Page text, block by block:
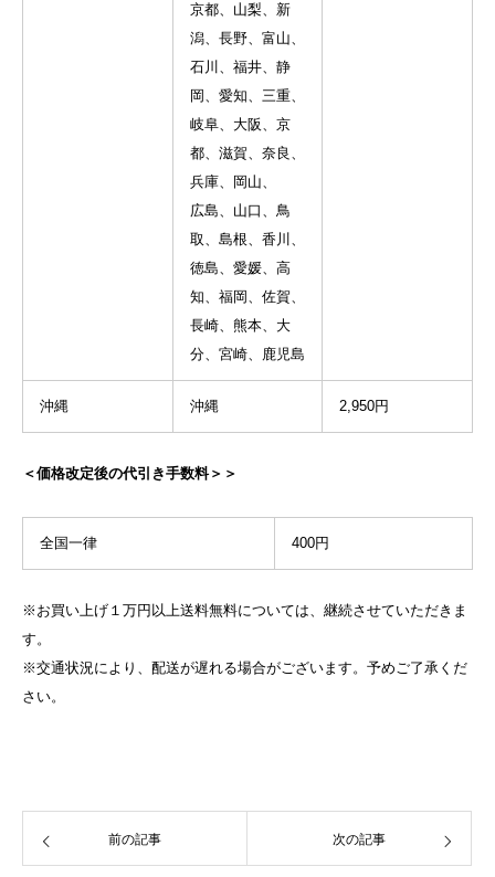
京都、山梨、新
潟、長野、富山、
石川、福井、静
岡、愛知、三重、
岐阜、大阪、京
都、滋賀、奈良、
兵庫、岡山、
広島、山口、鳥
取、島根、香川、
徳島、愛媛、高
知、福岡、佐賀、
長崎、熊本、大
分、宮崎、鹿児島
沖縄 沖縄 2,950円
＜価格改定後の代引き手数料＞＞
全国一律 400円
※お買い上げ１万円以上送料無料については、継続させていただきま
す。
※交通状況により、配送が遅れる場合がございます。予めご了承くだ
さい。
前の記事 次の記事